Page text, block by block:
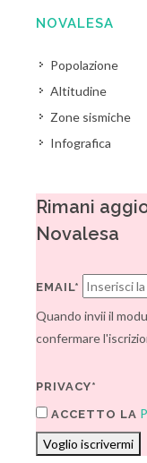
NOVALESA
Popolazione
Altitudine
Zone sismiche
Infografica
Rimani
Novalesa
EMAIL*
Quando invii il
confermare
PRIVACY*
ACCETTO LA
Voglio iscrivermi